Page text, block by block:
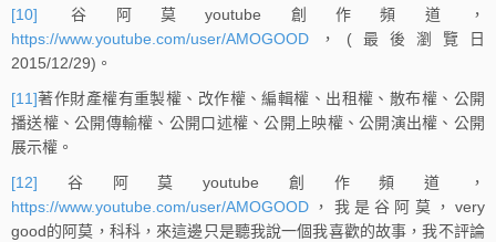
[10] 谷阿莫youtube創作頻道，
https://www.youtube.com/user/AMOGOOD ，(最後瀏覽日
2015/12/29)。
[11]著作財產權有重製權、改作權、編輯權、出租權、散布權、公開
播送權、公開傳輸權、公開口述權、公開上映權、公開演出權、公開
展示權。
[12] 谷阿莫youtube創作頻道，
https://www.youtube.com/user/AMOGOOD ，我是谷阿莫，very
good的阿莫，科科，來這邊只是聽我說一個我喜歡的故事，我不­評論